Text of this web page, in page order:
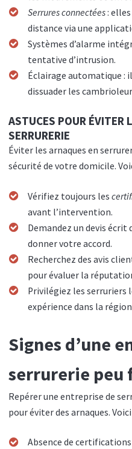
Serrures connectées:
distance via une
Systèmes d’alarme
tentative d’intrusion.
Éclairage automatique :
dissuader les
ASTUCES POUR ÉVITER
SERRURERIE
Éviter les arnaques en
sécurité de votre domicile.
Vérifiez toujours les
avant l’intervention.
Demandez un devis
donner votre accord.
Recherchez des avis
pour évaluer la
Privilégiez les serruriers
expérience dans la région
Signes d’une
serrurerie peu
Repérer une entreprise de
pour éviter des arnaques.
Absence de